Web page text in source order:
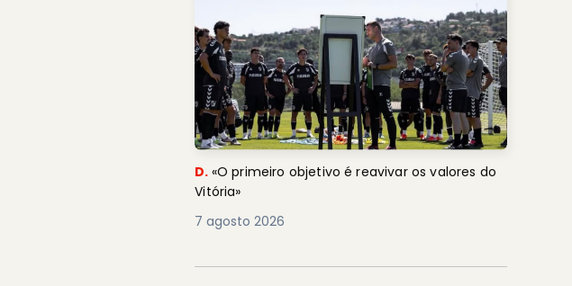
D. «O primeiro objetivo é reavivar os valores do
Vitória»
7 agosto 2026